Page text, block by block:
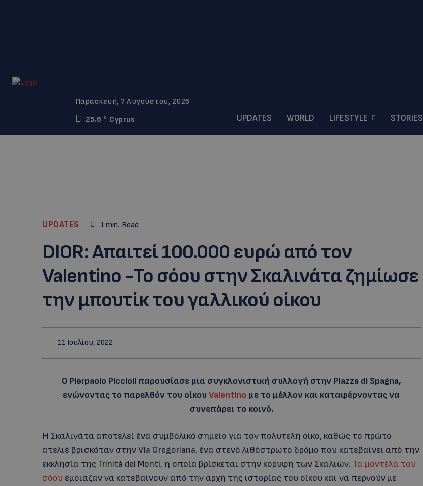
Παρασκευή, 7 Αυγούστου, 2026
25.6
C Cyprus UPDATES WORLD LIFESTYLE STORIES
UPDATES 1 min. Read
DIOR: Απαιτεί 100.000 ευρώ από τον
Valentino -Το σόου στην Σκαλινάτα ζημίωσε
την μπουτίκ του γαλλικού οίκου
11 Ιουλίου, 2022
Ο Pierpaolo Piccioli παρουσίασε μια συγκλονιστική συλλογή στην Piazza di Spagna,
ενώνοντας το παρελθόν του οίκουValentino με το μέλλον και καταφέρνοντας να
συνεπάρει το κοινό.
Η Σκαλινάτα αποτελεί ένα συμβολικό σημείο για τον πολυτελή οίκο, καθώς το πρώτο
ατελιέ βρισκόταν στην Via Gregoriana, ένα στενό λιθόστρωτο δρόμο που κατεβαίνει από την
εκκλησία της Trinità dei Monti, η οποία βρίσκεται στην κορυφή των Σκαλιών. Τα μοντέλα του
σόου έμοιαζαν να κατεβαίνουν από την αρχή της ιστορίας του οίκου και να περνούν με